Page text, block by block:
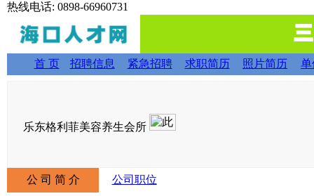
热线电话: 0898-66960731
首 页 招聘信息 紧急招聘 求职简历 照片简历 单
乐东格利菲美容养生会所
公 司 简 介 公司职位